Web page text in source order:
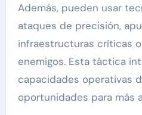
Además, pueden usar
ataques de precisión,
infraestructuras críticas
enemigos. Esta táctica
capacidades operativas
oportunidades para más